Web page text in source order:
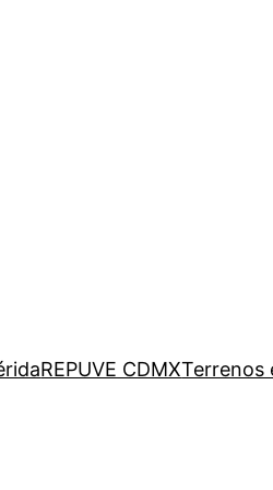
REPUVE CDMXTerrenos